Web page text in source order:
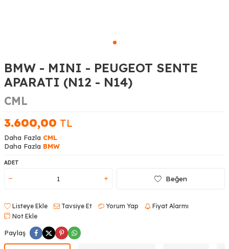
BMW - MINI - PEUGEOT SENTE
APARATI (N12 - N14)
CML
3.600,00 TL
Daha Fazla CML
Daha Fazla BMW
ADET
Beğen
Listeye Ekle Tavsiye Et Yorum Yap
Fiyat Alarmı
Not Ekle
Paylaş